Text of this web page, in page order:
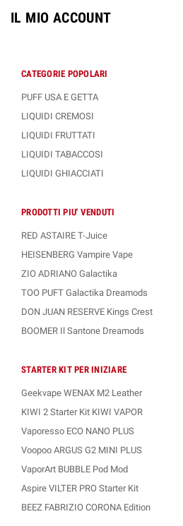
IL MIO ACCOUNT
CATEGORIE POPOLARI
PUFF USA E GETTA
LIQUIDI CREMOSI
LIQUIDI FRUTTATI
LIQUIDI TABACCOSI
LIQUIDI GHIACCIATI
PRODOTTI PIU' VENDUTI
RED ASTAIRE T-Juice
HEISENBERG Vampire Vape
ZIO ADRIANO Galactika
TOO PUFT Galactika Dreamods
DON JUAN RESERVE Kings Crest
BOOMER Il Santone Dreamods
STARTER KIT PER INIZIARE
Geekvape WENAX M2 Leather
KIWI 2 Starter Kit KIWI VAPOR
Vaporesso ECO NANO PLUS
Voopoo ARGUS G2 MINI PLUS
VaporArt BUBBLE Pod Mod
Aspire VILTER PRO Starter Kit
BEEZ FABRIZIO CORONA Edition